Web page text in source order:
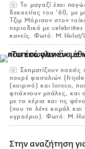
Το μαγαζί έχει
δεκαετίας του ’60, με
Τζιμ Μόρισον στον
περιοδικά με
κανείς. Φωτό: M.Hulot/
Σχηματίζουν παχιές
πουρέ φασολιών
(χοιρινό) και loroco,
φτιάχνουν μπάλες, και
με τα χέρια και τις
(που τη λένε κομάλ και
υγραέριο). Φωτό:
Στην αναζήτηση